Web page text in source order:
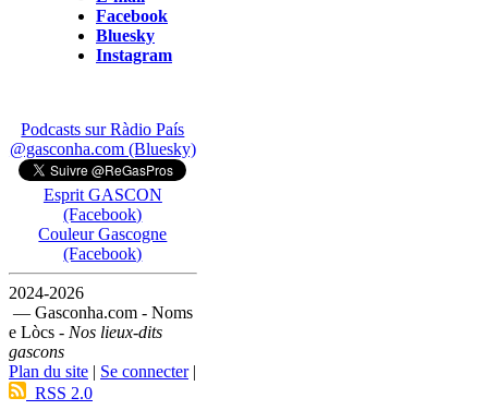
Facebook
Bluesky
Instagram
Podcasts sur Ràdio País
@gasconha.com (Bluesky)
Esprit GASCON
(Facebook)
Couleur Gascogne
(Facebook)
2024-2026
— Gasconha.com - Noms
e Lòcs - Nos lieux-dits
gascons
Plan du site | Se connecter|
RSS 2.0